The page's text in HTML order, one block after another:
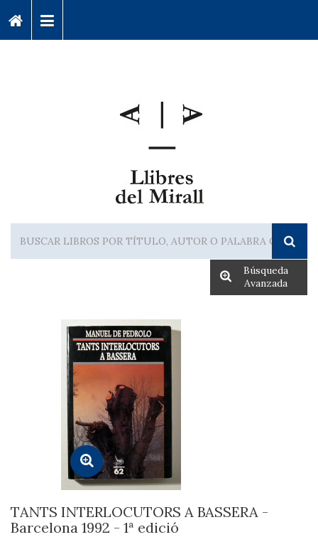
Búsqueda
Avanzada
TANTS INTERLOCUTORS A BASSERA -
Barcelona 1992 - 1ª edició